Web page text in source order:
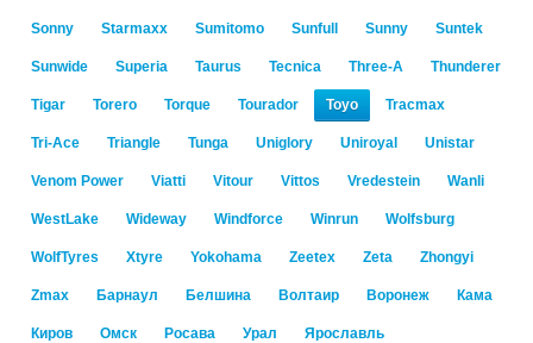
Sonny Starmaxx Sumitomo Sunfull Sunny Suntek
Sunwide Superia Taurus Tecnica Three-A Thunderer
Tigar Torero Torque Tourador Toyo Tracmax
Tri-Ace Triangle Tunga Uniglory Uniroyal Unistar
Venom Power Viatti Vitour Vittos Vredestein Wanli
WestLake Wideway Windforce Winrun Wolfsburg
WolfTyres Xtyre Yokohama Zeetex Zeta Zhongyi
Zmax Барнаул Белшина Волтаир Воронеж Кама
Киров Омск Росава Урал Ярославль